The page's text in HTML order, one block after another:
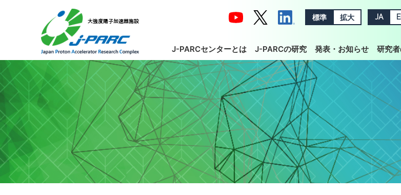
標準 拡大 JA
J-PARCセンターとは J-PARCの研究 発表・お知らせ 研究